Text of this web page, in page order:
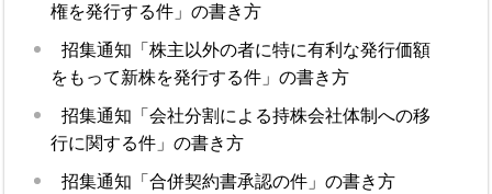
権を発行する件」の書き方
招集通知「株主以外の者に特に有利な発行価額
をもって新株を発行する件」の書き方
招集通知「会社分割による持株会社体制への移
行に関する件」の書き方
招集通知「合併契約書承認の件」の書き方